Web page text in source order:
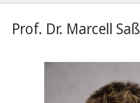
Prof. Dr. Marcell Saß